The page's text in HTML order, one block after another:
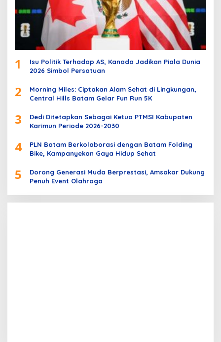
1
Isu Politik Terhadap AS, Kanada Jadikan Piala Dunia
2026 Simbol Persatuan
2
Morning Miles: Ciptakan Alam Sehat di Lingkungan,
Central Hills Batam Gelar Fun Run 5K
3
Dedi Ditetapkan Sebagai Ketua PTMSI Kabupaten
Karimun Periode 2026-2030
4
PLN Batam Berkolaborasi dengan Batam Folding
Bike, Kampanyekan Gaya Hidup Sehat
5
Dorong Generasi Muda Berprestasi, Amsakar Dukung
Penuh Event Olahraga